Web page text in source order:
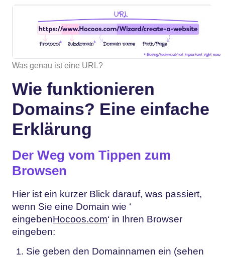
Was genau ist eine URL?
Wie funktionieren
Domains? Eine einfache
Erklärung
Der Weg vom Tippen zum
Browsen
Hier ist ein kurzer Blick darauf, was passiert,
wenn Sie eine Domain wie ‘
eingebenHocoos.com‘ in Ihren Browser
eingeben:
Sie geben den Domainnamen ein (sehen